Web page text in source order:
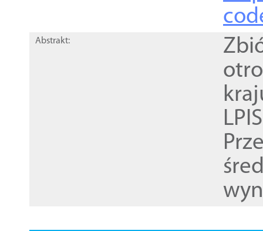
Abstrakt: